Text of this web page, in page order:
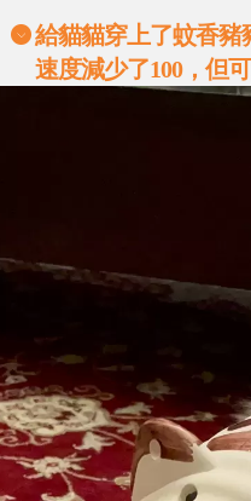
給貓貓穿上了蚊香豬
速度減少了100，但